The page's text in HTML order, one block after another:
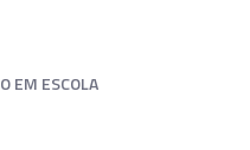
EM ESCOLA